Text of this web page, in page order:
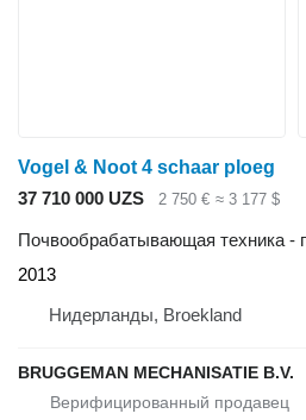
Vogel & Noot 4 schaar ploeg
37 710 000 UZS
2 750 € ≈ 3 177 $
Почвообрабатывающая техника -
2013
Нидерланды, Broekland
BRUGGEMAN MECHANISATIE B.V.